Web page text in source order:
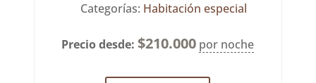
Categorías: Habitación especial
Precio desde: $210.000 por noche